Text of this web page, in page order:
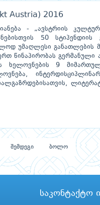
Austria) 2016
- „ავსტრიის
50 სტიპენდიის
უმაღლესი განათლების
წინაპირობას გერმანული
ხელოვნების 9
შემდეგი ბოლო
საკონტაქტო